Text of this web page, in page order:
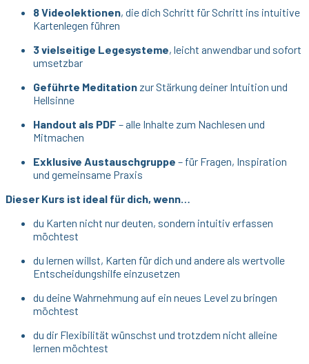
8 Videolektionen, die dich Schritt für Schritt ins intuitive
Kartenlegen führen
3 vielseitige Legesysteme, leicht anwendbar und sofort
umsetzbar
Geführte Meditation zur Stärkung deiner Intuition und
Hellsinne
Handout als PDF – alle Inhalte zum Nachlesen und
Mitmachen
Exklusive Austauschgruppe – für Fragen, Inspiration
und gemeinsame Praxis
Dieser Kurs ist ideal für dich, wenn…
du Karten nicht nur deuten, sondern intuitiv erfassen
möchtest
du lernen willst, Karten für dich und andere als wertvolle
Entscheidungshilfe einzusetzen
du deine Wahrnehmung auf ein neues Level zu bringen
möchtest
du dir Flexibilität wünschst und trotzdem nicht alleine
lernen möchtest